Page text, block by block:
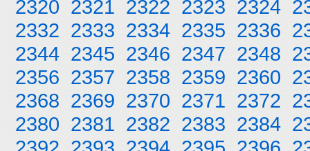
2320 2321 2322 2323 2324
2332 2333 2334 2335 2336
2344 2345 2346 2347 2348
2356 2357 2358 2359 2360
2368 2369 2370 2371 2372
2380 2381 2382 2383 2384